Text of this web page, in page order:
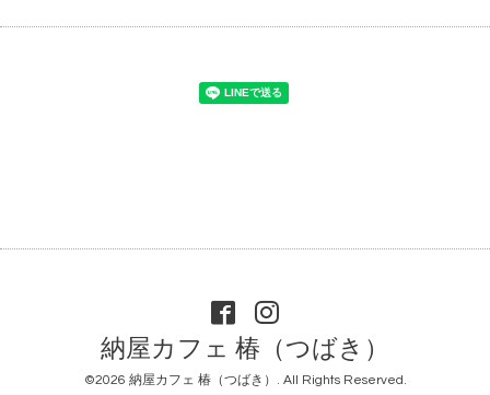
納屋カフェ 椿（つばき）
©2026 納屋カフェ 椿（つばき） . All Rights Reserved.